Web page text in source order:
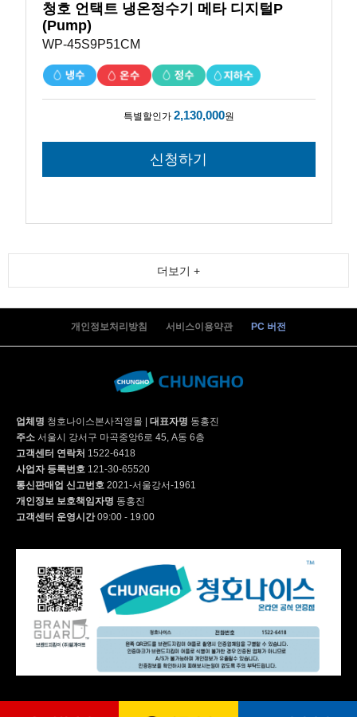
청호 언택트 냉온정수기 메타 디지털P
(Pump)
WP-45S9P51CM
특별할인가 2,130,000원
더보기 +
개인정보처리방침 서비스이용약관 PC 버전
업체명 청호나이스본사직영몰 대표자명 동홍진
주소 서울시 강서구 마곡중앙6로 45, A동 6층
고객센터 연락처 1522-6418
사업자 등록번호 121-30-65520
통신판매업 신고번호 2021-서울강서-1961
개인정보 보호책임자명 동홍진
고객센터 운영시간09:00 - 19:00